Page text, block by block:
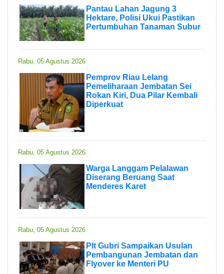
Pantau Lahan Jagung 3
Hektare, Polisi Ukui Pastikan
Pertumbuhan Tanaman Subur
Rabu, 05 Agustus 2026
Pemprov Riau Lelang
Pemeliharaan Jembatan Sei
Rokan Kiri, Dua Pilar Kembali
Diperkuat
Rabu, 05 Agustus 2026
Warga Langgam Pelalawan
Diserang Beruang Saat
Menderes Karet
Rabu, 05 Agustus 2026
Plt Gubri Sampaikan Usulan
Pembangunan Jembatan dan
Flyover ke Menteri PU